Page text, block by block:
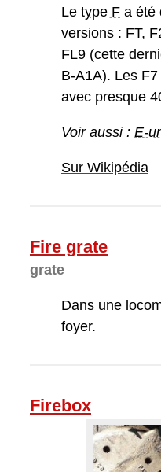
Le type F a été
versions : FT,
FL9 (cette
B-A1A). Les
avec presque
Voir aussi : E-
Sur Wikipédia
Fire grate
grate
Dans une
foyer.
Firebox